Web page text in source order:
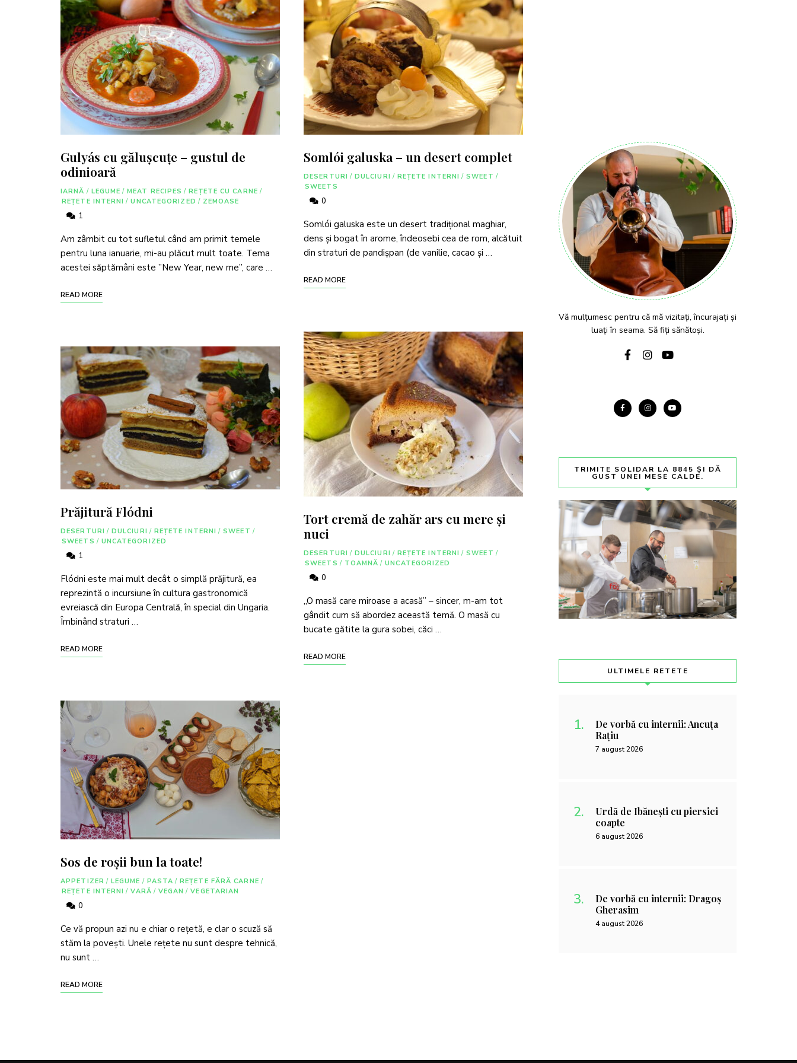
Gulyás cu gălușcuțe – gustul de
odinioară
IARNĂ / LEGUME / MEAT RECIPES / REȚETE CU CARNE /
REȚETE INTERNI / UNCATEGORIZED / ZEMOASE
1
Am zâmbit cu tot sufletul când am primit temele
pentru luna ianuarie, mi-au plăcut mult toate. Tema
acestei săptămâni este ”New Year, new me”, care …
READ MORE
Prăjitură Flódni
DESERTURI / DULCIURI / REȚETE INTERNI / SWEET /
SWEETS / UNCATEGORIZED
1
Flódni este mai mult decât o simplă prăjitură, ea
reprezintă o incursiune în cultura gastronomică
evreiască din Europa Centrală, în special din Ungaria.
Îmbinând straturi …
READ MORE
Sos de roşii bun la toate!
APPETIZER / LEGUME / PASTA / REȚETE FĂRĂ CARNE /
REȚETE INTERNI / VARĂ / VEGAN / VEGETARIAN
0
Ce vă propun azi nu e chiar o rețetă, e clar o scuză să
stăm la povești. Unele rețete nu sunt despre tehnică,
nu sunt …
READ MORE
Somlói galuska – un desert complet
DESERTURI / DULCIURI / REȚETE INTERNI / SWEET /
SWEETS
0
Somlói galuska este un desert tradițional maghiar,
dens și bogat în arome, îndeosebi cea de rom, alcătuit
din straturi de pandișpan (de vanilie, cacao și …
READ MORE
Tort cremă de zahăr ars cu mere și
nuci
DESERTURI / DULCIURI / REȚETE INTERNI / SWEET /
SWEETS / TOAMNĂ / UNCATEGORIZED
0
„O masă care miroase a acasă” – sincer, m-am tot
gândit cum să abordez această temă. O masă cu
bucate gătite la gura sobei, căci …
READ MORE
Vă mulțumesc pentru că mă vizitați, încurajați și
luați în seama. Să fiți sănătoși.
TRIMITE SOLIDAR LA 8845 ȘI DĂ
GUST UNEI MESE CALDE.
ULTIMELE RETETE
De vorbă cu internii: Ancuța
Rațiu
7 august 2026
Urdă de Ibănești cu piersici
coapte
6 august 2026
De vorbă cu internii: Dragoș
Gherasim
4 august 2026